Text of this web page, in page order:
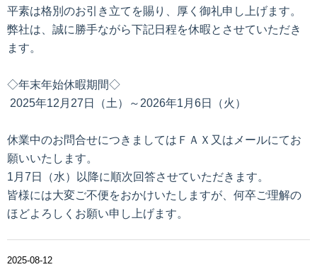
平素は格別のお引き立てを賜り、厚く御礼申し上げます。
弊社は、誠に勝手ながら下記日程を休暇とさせていただき
ます。
◇年末年始休暇期間◇
2025年12月27日（土）～2026年1月6日（火）
休業中のお問合せにつきましてはＦＡＸ又はメールにてお
願いいたします。
1月7日（水）以降に順次回答させていただきます。
皆様には大変ご不便をおかけいたしますが、何卒ご理解の
ほどよろしくお願い申し上げます。
2025-08-12